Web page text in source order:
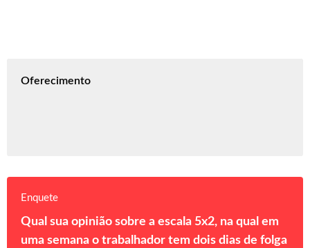
Oferecimento
Enquete
Qual sua opinião sobre a escala 5x2, na qual em
uma semana o trabalhador tem dois dias de folga